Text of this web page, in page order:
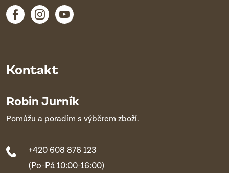
Kontakt
Robin Jurník
Pomůžu a poradím s výběrem zboží.
+420 608 876 123
(Po-Pá 10:00-16:00)